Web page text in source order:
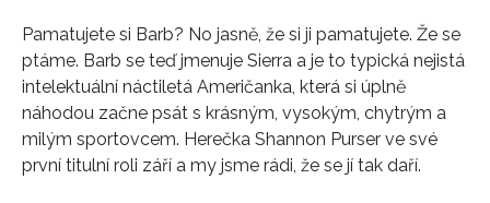
Pamatujete si Barb? No jasně, že si ji pamatujete. Že se
ptáme. Barb se teď jmenuje Sierra a je to typická nejistá
intelektuální náctiletá Američanka, která si úplně
náhodou začne psát s krásným, vysokým, chytrým a
milým sportovcem. Herečka Shannon Purser ve své
první titulní roli září a my jsme rádi, že se jí tak daří.